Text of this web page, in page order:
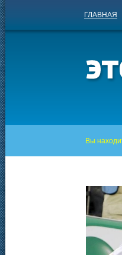
ГЛАВНАЯ
Вы